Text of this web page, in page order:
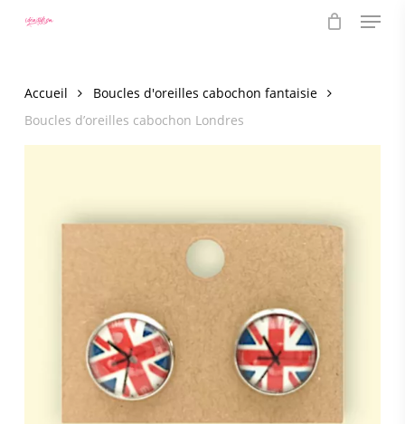
Menu
Accueil
Boucles d'oreilles cabochon fantaisie
Boucles d’oreilles cabochon Londres